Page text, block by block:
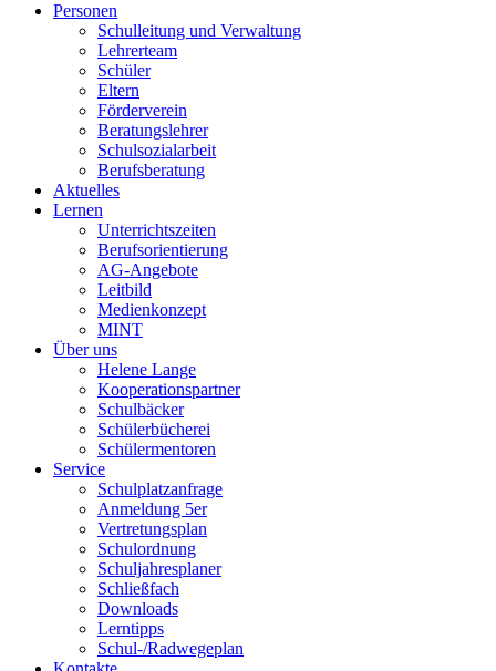
Personen
Schulleitung und Verwaltung
Lehrerteam
Schüler
Eltern
Förderverein
Beratungslehrer
Schulsozialarbeit
Berufsberatung
Aktuelles
Lernen
Unterrichtszeiten
Berufsorientierung
AG-Angebote
Leitbild
Medienkonzept
MINT
Über uns
Helene Lange
Kooperationspartner
Schulbäcker
Schülerbücherei
Schülermentoren
Service
Schulplatzanfrage
Anmeldung 5er
Vertretungsplan
Schulordnung
Schuljahresplaner
Schließfach
Downloads
Lerntipps
Schul-/Radwegeplan